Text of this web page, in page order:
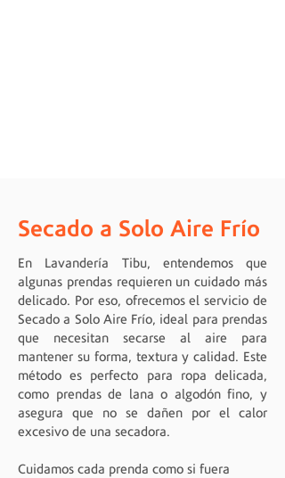
Secado a Solo Aire Frío
En Lavandería Tibu, entendemos que
algunas prendas requieren un cuidado más
delicado. Por eso, ofrecemos el servicio de
Secado a Solo Aire Frío, ideal para prendas
que necesitan secarse al aire para
mantener su forma, textura y calidad. Este
método es perfecto para ropa delicada,
como prendas de lana o algodón fino, y
asegura que no se dañen por el calor
excesivo de una secadora.
Cuidamos cada prenda como si fuera